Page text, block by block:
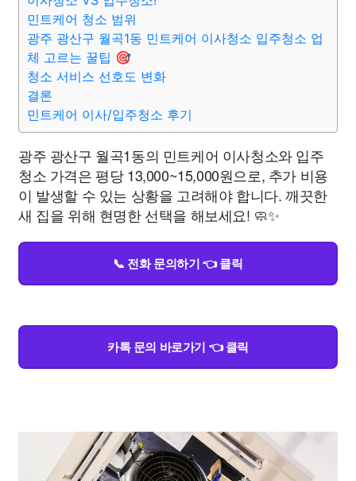
민트케어 청소 범위
광주 광산구 월곡1동 민트케어 이사청소 입주청소 업
체 고르는 꿀팁 🎯
청소 서비스 선호도 변화
결론
민트케어 이사/입주청소 후기
광주 광산구 월곡1동의 민트케어 이사청소와 입주
청소 가격은 평당 13,000~15,000원으로, 추가 비용
이 발생할 수 있는 상황을 고려해야 합니다. 깨끗한
새 집을 위해 현명한 선택을 해보세요! 🧼✨
📞 전화 문의하기 👈 클릭
카톡 문의 바로가기 👈 클릭